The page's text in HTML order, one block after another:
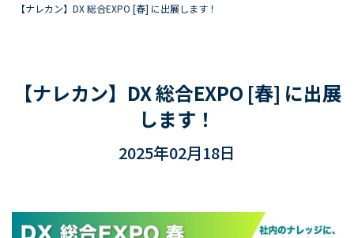
【ナレカン】DX 総合EXPO [春] に出展します！
【ナレカン】DX 総合EXPO [春] に出展
します！
2025年02月18日